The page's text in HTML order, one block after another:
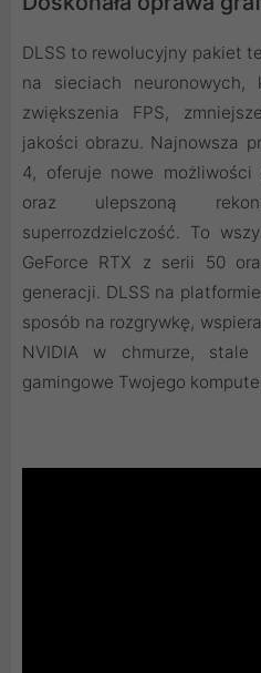
DLSS to rewolucyjny pakiet
na sieciach neuronowych,
zwiększenia FPS,
jakości obrazu. ‌Najnowsza
4, oferuje nowe
oraz ulepszoną
superrozdzielczość. To
GeForce RTX z serii 50
generacji. DLSS na
sposób na rozgrywkę,
NVIDIA w chmurze, stale
gamingowe Twojego